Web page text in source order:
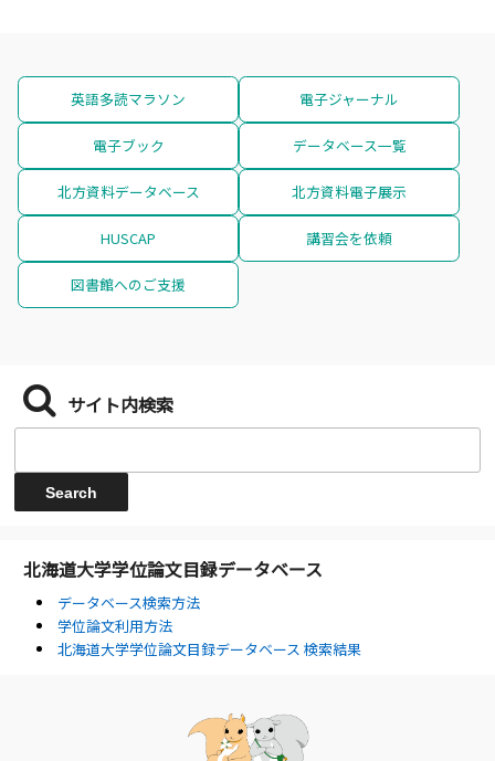
英語多読マラソン 電子ジャーナル
電子ブック データベース一覧
北方資料データベース 北方資料電子展示
HUSCAP 講習会を依頼
図書館へのご支援
サイト内検索
北海道大学学位論文目録データベース
データベース検索方法
学位論文利用方法
北海道大学学位論文目録データベース 検索結果